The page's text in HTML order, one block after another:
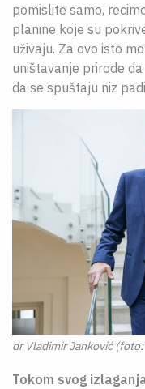
pomislite samo,
planine koje su
uživaju. Za ovo isto
uništavanje prirode
da se spuštaju niz
dr Vladimir Janković
Tokom svog